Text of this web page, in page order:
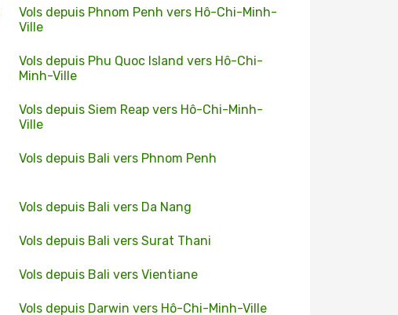
Vols depuis Phnom Penh vers Hô-Chi-Minh-
Ville
Vols depuis Phu Quoc Island vers Hô-Chi-
Minh-Ville
Vols depuis Siem Reap vers Hô-Chi-Minh-
Ville
Vols depuis Bali vers Phnom Penh
Vols depuis Bali vers Da Nang
Vols depuis Bali vers Surat Thani
Vols depuis Bali vers Vientiane
Vols depuis Darwin vers Hô-Chi-Minh-Ville